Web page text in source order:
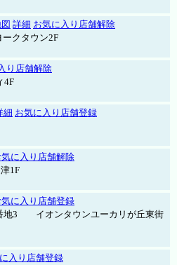
詳細 お気に入り店舗解除
クタウン2F
り店舗解除
4F
細 お気に入り店舗登録
気に入り店舗解除
1F
気に入り店舗登録
地3 イオンタウンユーカリが丘東街
入り店舗登録